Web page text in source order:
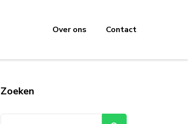
Over ons Contact
Zoeken